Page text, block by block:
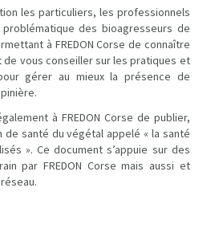
les particuliers, les professionnels
des bioagresseurs de
à FREDON Corse de connaître
vous conseiller sur les pratiques et
gérer au mieux la présence de
à FREDON Corse de publier,
santé du végétal appelé « la santé
». Ce document s’appuie sur des
par FREDON Corse mais aussi et